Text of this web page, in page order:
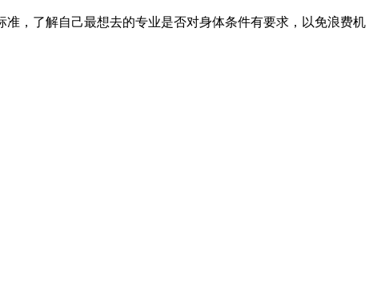
，了解自己最想去的专业是否对身体条件有要求，以免浪费机